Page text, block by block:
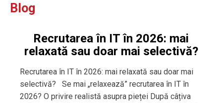
Blog
Recrutarea în IT în 2026: mai
relaxată sau doar mai selectivă?
Recrutarea în IT în 2026: mai relaxată sau doar mai
selectivă? Se mai „relaxează” recrutarea în IT în
2026? O privire realistă asupra pieței După câțiva